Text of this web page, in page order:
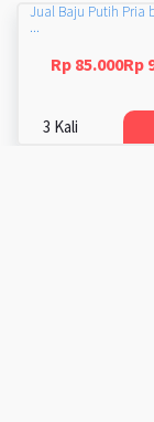
Jual Baju Putih Pria
...
Rp 85.000Rp
3 Kali